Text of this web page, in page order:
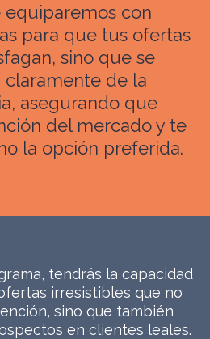
equiparemos con
para que tus ofertas
sino que se
claramente de la
asegurando que
del mercado y te
la opción preferida.
tendrás la capacidad
irresistibles que no
sino que también
en clientes leales.